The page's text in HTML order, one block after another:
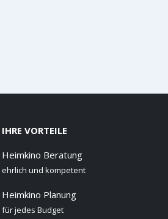
IHRE VORTEILE
Heimkino Beratung
ehrlich und kompetent
Heimkino Planung
für jedes Budget